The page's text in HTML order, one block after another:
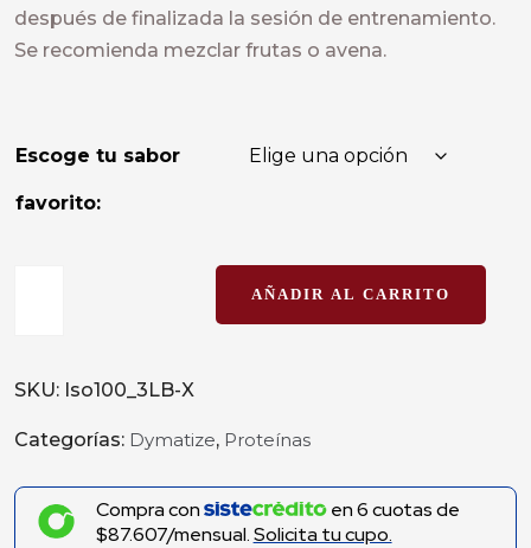
después de finalizada la sesión de entrenamiento.
Se recomienda mezclar frutas o avena.
Escoge tu sabor
favorito:
AÑADIR AL CARRITO
SKU: Iso100_3LB-X
Categorías: Dymatize, Proteínas
Compra con en6cuotas de
$87.607/mensual.Solicita tu cupo.